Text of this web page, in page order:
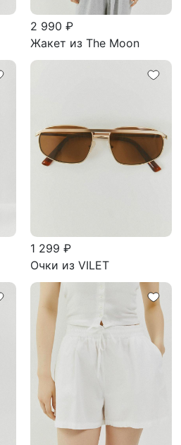
2 990 ₽
Жакет из The Moon
1 299 ₽
Очки из VILET